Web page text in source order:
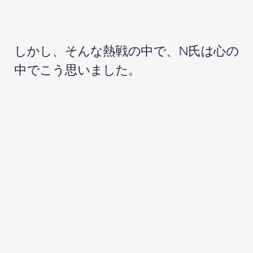
しかし、そんな熱戦の中で、N氏は心の
中でこう思いました。